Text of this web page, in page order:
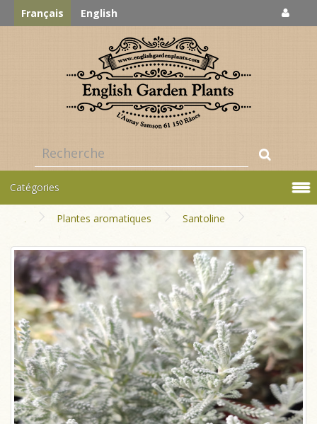
Français English
Catégories
Plantes aromatiques Santoline